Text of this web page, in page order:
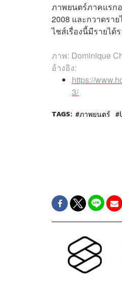
ภาพยนตร์ภาคแรก
2008 และกวาดรา
ไชส์เรื่องนี้มีรายไ
ภาพ: Dominique
อ้างอิง:
https://
3/
TAGS: ภาพยนตร์